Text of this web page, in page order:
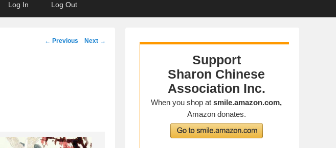
Log In Log Out
Post
← Previous Next →